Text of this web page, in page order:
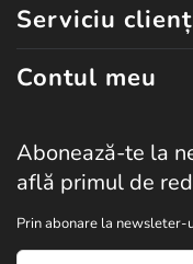
Serviciu
Contul meu
Abonează-te la
află primul de
Prin abonare la newsleter-